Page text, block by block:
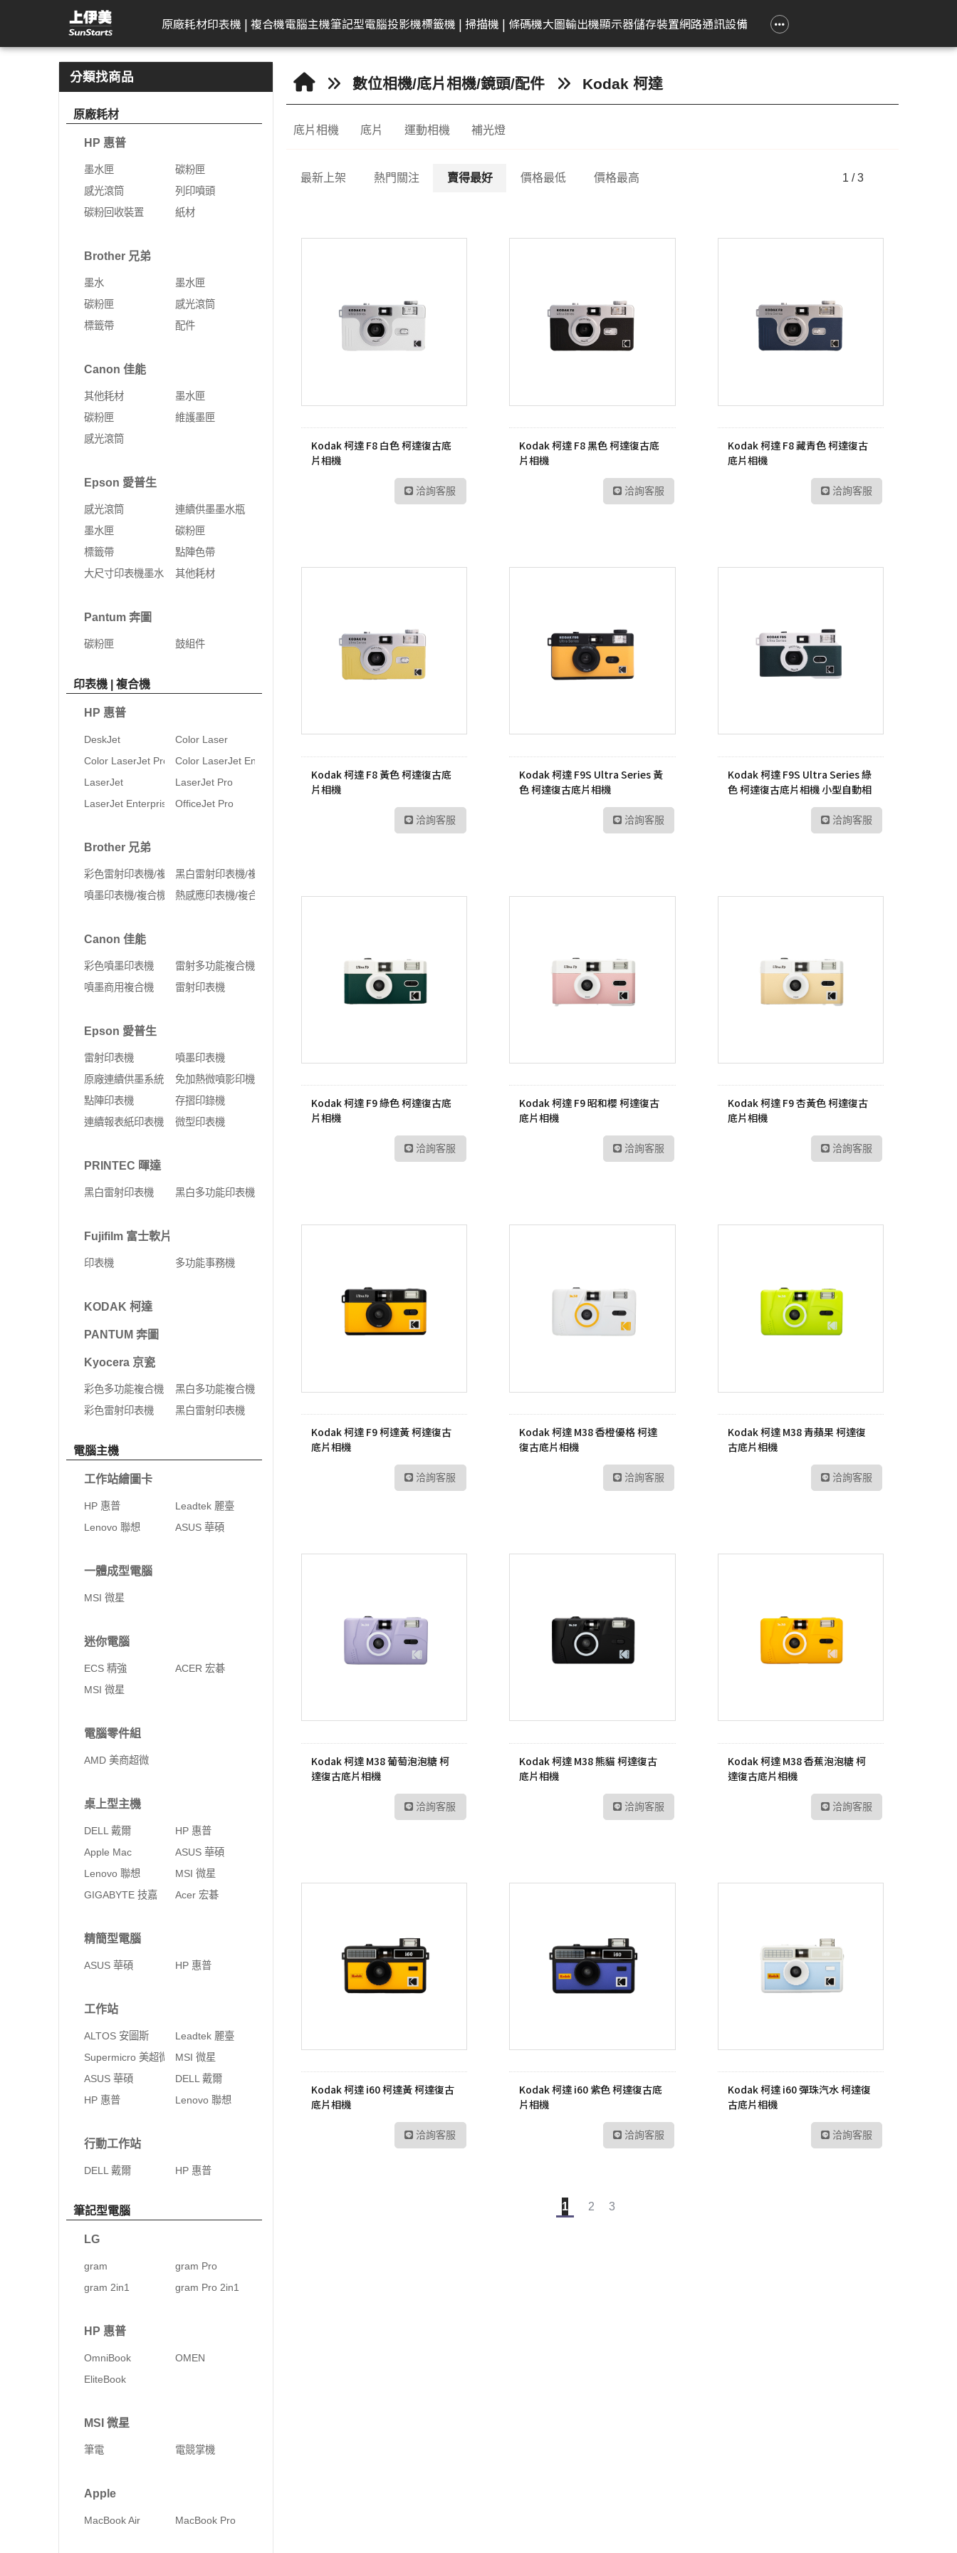
Kodak 柯達 | 上伊美辦公用品網 企業大宗採購專區企業禮贈品採購專區
原廠耗材
感光滾筒
列印噴頭
Brother 兄弟
墨水
墨水匣
感光滾筒
配件
Canon 佳能
其他耗材
墨水匣
維護墨匣
Epson 愛普生
感光滾筒
碳粉匣
點陣色帶
Pantum 奔圖
碳粉匣
印表機 | 複合機
HP 惠普
DeskJet
Color Laser
Color LaserJet Pro
Color LaserJet
Enterprise
LaserJet Pro
LaserJet Enterprise
OfficeJet Pro
Brother 兄弟
彩色雷射印表機/複合
機
Canon 佳能
彩色噴墨印表機
雷射多功能複合機
雷射印表機
Epson 愛普生
雷射印表機
免加熱微噴影印機
存摺印錄機
黑白雷射印表機
Fujifilm 富士軟片
印表機
多功能事務機
電腦主機
工作站繪圖卡
HP 惠普
Leadtek 麗臺
Lenovo 聯想
ASUS 華碩
迷你電腦
ECS 精強
ACER 宏碁
電腦零件組
AMD 美商超微
桌上型主機
DELL 戴爾
ASUS 華碩
MSI 微星
精簡型電腦
ASUS 華碩
Leadtek 麗臺
Supermicro 美超微
MSI 微星
DELL 戴爾
HP 惠普
Lenovo 聯想
筆記型電腦
gram
gram Pro
gram Pro 2in1
HP 惠普
OmniBook
OMEN
MSI 微星
筆電
電競掌機
Apple
MacBook Air
Swift Go
Aspire Lite
投影機
Logitech 羅技
ACER 宏碁
投影機
LG
CineBeam
ProBeam
BenQ 明碁
投影機
Epson 愛普生
商務應用投影機
LightScene 雷射投影
旗艦雷射
標籤機 | 掃描機 | 條碼機
Kodak 柯達
掃描器
Epson 愛普生
標籤機
文件掃描器
可攜式掃描器
Canon 佳能
文件掃描器
平台式掃描器
Brother 兄弟
快速列印標籤機
掃描機
條碼標籤機
AIMO 愛墨
熱感應標籤機
大圖輸出機
Canon 佳能
24吋(A1 )
60吋(1.5公尺)
Epson 愛普生
影像繪圖機
DesignJet
顯示器
DELL 戴爾
一般顯示器
曲面顯示器
遊戲專用顯示器
AeroTouch 富動
互動式顯示器
KATAI
顯示器周邊
MSI 微星
平面商務螢幕
亮麗旋轉螢幕
曲面螢幕
Philips 飛利浦
專業顯示器
工作用螢幕
ASUS 華碩
HP 惠普
LG
MyView智慧螢幕
UltraFine高畫質編輯
UltraGear專業電競螢
儲存裝置
APACER 宇瞻
隨身碟
記憶卡
行動硬碟
SSD固態硬碟
TEAM 十銓
記憶體
記憶卡
隨身碟
Transcend 創見
內接式固態硬碟
外接式固態硬碟
隨身碟
行車紀錄器
Gigastone 立達
固態硬碟
SSD 固態硬碟
MSI 微星
外接式SSD固態硬碟
SSD固態硬碟
隨身碟
記憶卡
工業用SSD
工業用隨身碟
網路通訊設備
D-Link 友訊
無網管型網路交換器
網管型交換器
10G網路交換器
智慧型無線網路基地台
智慧型網路交換器
光纖收發器
電源供應器
Zyxel 兆勤
次世代防火牆
VPN防火牆
無線網路
MSI 微星
Performance
Mainstream
Network Adapter
Edgecore 鈺登
無線基地台
無線網狀路由器
商用網路通訊設備
VIVITEK 麗訊
PCI-E 無線網卡
10G PCIe有線網路卡
藍芽
ExpertWIFI商用系列
無線路由器
Hytera 海能達對講機
數位雙模對講機
數位雙模中繼台
數位傳輸系統
TETRA數位對講機
HYT 專業無線電對講
Mercusys 水星
Mesh 網狀路由器
LTE 路由器
訊號延伸器
USB 無線網卡
交換器
PoE 供電交換器
分類找商品
原廠耗材
HP 惠普
墨水匣
碳粉匣
感光滾筒
列印噴頭
碳粉回收裝置
紙材
Brother 兄弟
墨水
墨水匣
碳粉匣
感光滾筒
標籤帶
配件
Canon 佳能
其他耗材
墨水匣
碳粉匣
維護墨匣
感光滾筒
Epson 愛普生
感光滾筒
連續供墨墨水瓶
墨水匣
碳粉匣
標籤帶
點陣色帶
大尺寸印表機墨水
其他耗材
Pantum 奔圖
碳粉匣 鼓組件
印表機 | 複合機
HP 惠普
DeskJet
Color Laser
Color LaserJet Pro
Color LaserJet Enterprise
LaserJet
LaserJet Pro
LaserJet Enterprise
OfficeJet Pro
Brother 兄弟
彩色雷射印表機/複合機黑白雷射印表機/複合機
噴墨印表機/複合機
熱感應印表機/複合機
Canon 佳能
彩色噴墨印表機
雷射多功能複合機
噴墨商用複合機
雷射印表機
Epson 愛普生
雷射印表機
噴墨印表機
原廠連續供墨系統
免加熱微噴影印機
點陣印表機
存摺印錄機
連續報表紙印表機
微型印表機
PRINTEC 暉達
黑白雷射印表機 黑白多功能印表機
Fujifilm 富士軟片
印表機 多功能事務機
KODAK 柯達
PANTUM 奔圖
Kyocera 京瓷
彩色多功能複合機
黑白多功能複合機
彩色雷射印表機
黑白雷射印表機
電腦主機
工作站繪圖卡
HP 惠普
Leadtek 麗臺
Lenovo 聯想
ASUS 華碩
一體成型電腦
MSI 微星
迷你電腦
ECS 精強
ACER 宏碁
MSI 微星
電腦零件組
AMD 美商超微
桌上型主機
DELL 戴爾
HP 惠普
Apple Mac
ASUS 華碩
Lenovo 聯想
MSI 微星
GIGABYTE 技嘉
Acer 宏碁
精簡型電腦
ASUS 華碩 HP 惠普
工作站
ALTOS 安圖斯
Leadtek 麗臺
Supermicro 美超微
MSI 微星
ASUS 華碩
DELL 戴爾
HP 惠普
Lenovo 聯想
行動工作站
DELL 戴爾 HP 惠普
筆記型電腦
LG
gram
gram Pro
gram 2in1
gram Pro 2in1
HP 惠普
OmniBook
OMEN
EliteBook
MSI 微星
筆電 電競掌機
Apple
MacBook Air MacBook Pro
數位相機/底片相機/鏡頭/配件 Kodak 柯達
底片相機 底片 運動相機 補光燈
最新上架 熱門關注 賣得最好 價格最低 價格最高 1 / 3
Kodak 柯達 F8 白色 柯達復古底
片相機
洽詢客服
Kodak 柯達 F8 黑色 柯達復古底
片相機
洽詢客服
Kodak 柯達 F8 藏青色 柯達復古
底片相機
洽詢客服
Kodak 柯達 F8 黃色 柯達復古底
片相機
洽詢客服
Kodak 柯達 F9S Ultra Series 黃
色 柯達復古底片相機
洽詢客服
Kodak 柯達 F9S Ultra Series 綠
色 柯達復古底片相機 小型自動相
洽詢客服
Kodak 柯達 F9 綠色 柯達復古底
片相機
洽詢客服
Kodak 柯達 F9 昭和櫻 柯達復古
底片相機
洽詢客服
Kodak 柯達 F9 杏黃色 柯達復古
底片相機
洽詢客服
Kodak 柯達 F9 柯達黃 柯達復古
底片相機
洽詢客服
Kodak 柯達 M38 香橙優格 柯達
復古底片相機
洽詢客服
Kodak 柯達 M38 青蘋果 柯達復
古底片相機
洽詢客服
Kodak 柯達 M38 葡萄泡泡糖 柯
達復古底片相機
洽詢客服
Kodak 柯達 M38 熊貓 柯達復古
底片相機
洽詢客服
Kodak 柯達 M38 香蕉泡泡糖 柯
達復古底片相機
洽詢客服
Kodak 柯達 i60 柯達黃 柯達復古
底片相機
洽詢客服
Kodak 柯達 i60 紫色 柯達復古底
片相機
洽詢客服
Kodak 柯達 i60 彈珠汽水 柯達復
古底片相機
洽詢客服
1 2 3